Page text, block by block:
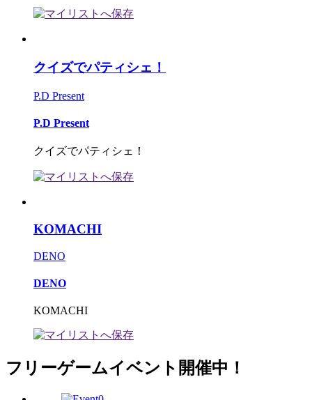
クイズでパティシェ！
P.D Present
P.D Present
クイズでパティシェ！
KOMACHI
DENO
DENO
KOMACHI
フリーゲームイベント開催中！